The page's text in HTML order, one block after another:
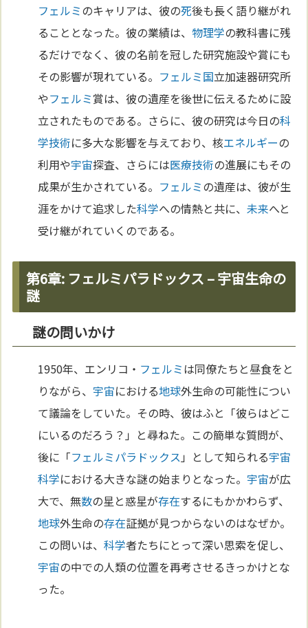
フェルミのキャリアは、彼の死後も長く語り継がれ
ることとなった。彼の業績は、 物理学の教科書に残
るだけでなく、彼の名前を冠した研究施設や賞にも
その影響が現れている。 フェルミ国立加速器研究所
やフェルミ賞は、彼の遺産を後世に伝えるために設
立されたものである。さらに、彼の研究は今日の科
学技術に多大な影響を与えており、核エネルギーの
利用や宇宙探査、さらには医療技術の進展にもその
成果が生かされている。 フェルミの遺産は、彼が生
涯をかけて追求した科学への情熱と共に、未来へと
受け継がれていくのである。
第6章: フェルミパラドックス – 宇宙生命の
謎
謎の問いかけ
1950年、エンリコ・ フェルミは同僚たちと昼食をと
りながら、 宇宙における地球外生命の可能性につい
て議論をしていた。その時、彼はふと「彼らはどこ
にいるのだろう？」と尋ねた。この簡単な質問が、
後に「フェルミパラドックス 」として知られる宇宙
科学における大きな謎の始まりとなった。 宇宙が広
大で、無数の星と惑星が存在するにもかかわらず、
地球外生命の存在証拠が見つからないのはなぜか。
この問いは、科学者たちにとって深い思索を促し、
宇宙の中での人類の位置を再考させるきっかけとな
った。